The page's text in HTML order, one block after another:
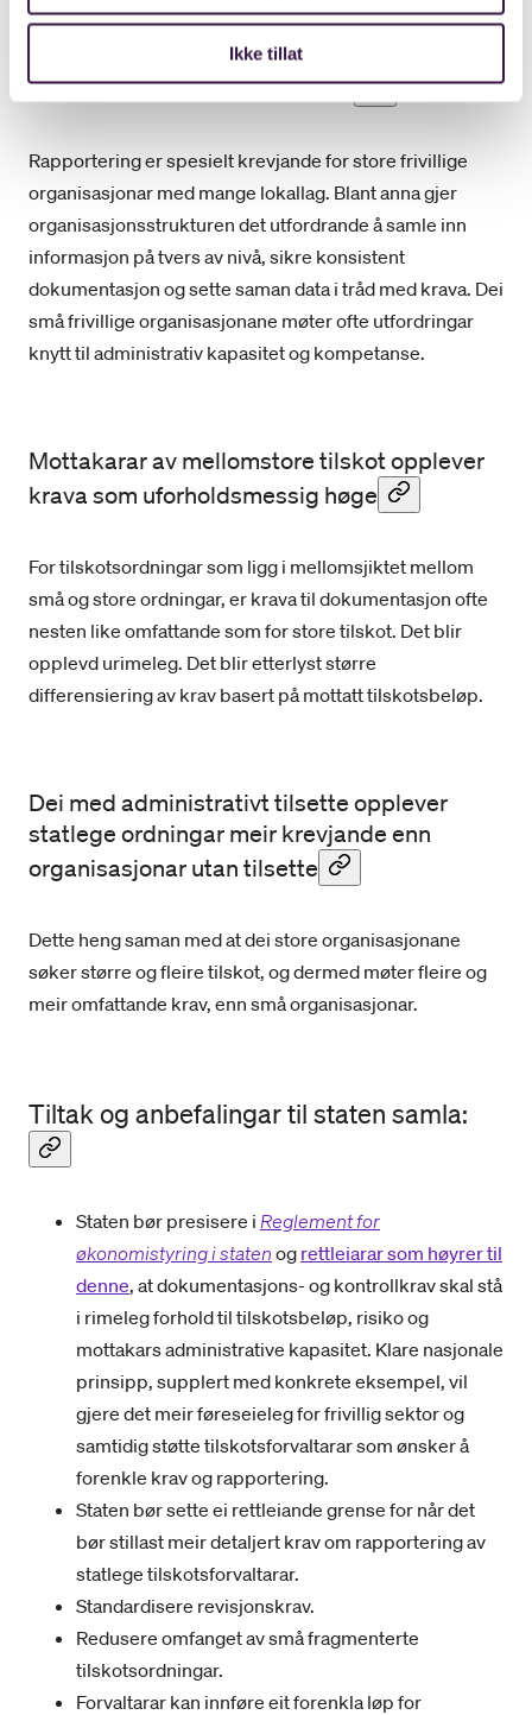
Ikke tillat
Enkelte utfordringar blir påverka av struktur
og størrelse på organisasjonen
Rapportering er spesielt krevjande for store frivillige
organisasjonar med mange lokallag. Blant anna gjer
organisasjonsstrukturen det utfordrande å samle inn
informasjon på tvers av nivå, sikre konsistent
dokumentasjon og sette saman data i tråd med krava. Dei
små frivillige organisasjonane møter ofte utfordringar
knytt til administrativ kapasitet og kompetanse.
Mottakarar av mellomstore tilskot opplever
krava som uforholdsmessig høge
For tilskotsordningar som ligg i mellomsjiktet mellom
små og store ordningar, er krava til dokumentasjon ofte
nesten like omfattande som for store tilskot. Det blir
opplevd urimeleg. Det blir etterlyst større
differensiering av krav basert på mottatt tilskotsbeløp.
Dei med administrativt tilsette opplever
statlege ordningar meir krevjande enn
organisasjonar utan tilsette
Dette heng saman med at dei store organisasjonane
søker større og fleire tilskot, og dermed møter fleire og
meir omfattande krav, enn små organisasjonar.
Tiltak og anbefalingar til staten samla:
Staten bør presisere i Reglement for
økonomistyring i staten og rettleiarar som høyrer til
denne, at dokumentasjons- og kontrollkrav skal stå
i rimeleg forhold til tilskotsbeløp, risiko og
mottakars administrative kapasitet. Klare nasjonale
prinsipp, supplert med konkrete eksempel, vil
gjere det meir føreseieleg for frivillig sektor og
samtidig støtte tilskotsforvaltarar som ønsker å
forenkle krav og rapportering.
Staten bør sette ei rettleiande grense for når det
bør stillast meir detaljert krav om rapportering av
statlege tilskotsforvaltarar.
Standardisere revisjonskrav.
Redusere omfanget av små fragmenterte
tilskotsordningar.
Forvaltarar kan innføre eit forenkla løp for